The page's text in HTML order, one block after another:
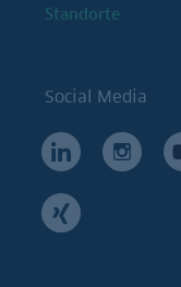
Standorte
Social Media